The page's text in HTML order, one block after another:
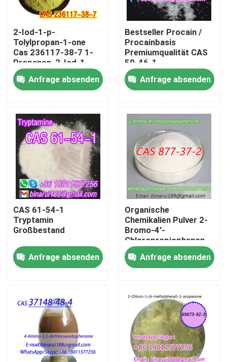
Zu Hause
Videos
Über uns
Werksbesichtigung
Qualitätskontrolle
Bitte um ein Angebot
Tägliche chemische Rohstoffe
Anorganische Chemikalien-Rohstoff
Feinchemikalienvermittler
2-Iod-1-p-
Tolylpropan-1-one
Cas 236117-38-7 1-
Propanon, 2-Iod-1-
((4-Methylphenyl) -
Anfrage absenden
Bestseller Procain /
Procainbasis
Premiumqualität CAS
59-46-1
Anfrage absenden
CAS 61-54-1
Tryptamin
Großbestand
Anfrage absenden
Organische
Chemikalien Pulver 2-
Bromo-4'-
Chloropropiophenon
Cas 877-37-2 2-
Bromo-1- ((4-
Chlorophenyl) Propan-
Anfrage absenden